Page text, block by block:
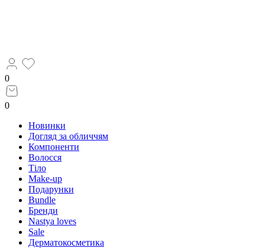
0
0
Новинки
Догляд за обличчям
Компоненти
Волосся
Тіло
Make-up
Подарунки
Bundle
Бренди
Nastya loves
Sale
Дерматокосметика